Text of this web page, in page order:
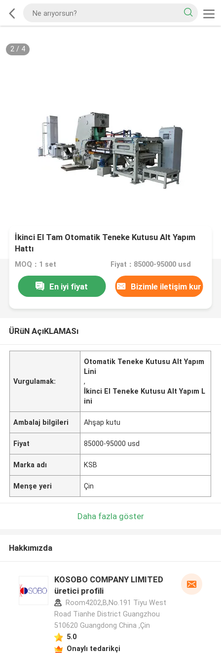
2/ 4
İkinci El Tam Otomatik Teneke Kutusu Alt Yapım
Hattı
MOQ：1 set Fiyat：85000-95000 usd
En iyi fiyat Bizimle iletişim kur
ÜRüN AçıKLAMASı
Vurgulamak:
Otomatik Teneke Kutusu Alt Yapım
Lini
,
İkinci El Teneke Kutusu Alt Yapım L
ini
Ambalaj bilgileri Ahşap kutu
Fiyat 85000-95000 usd
Marka adı KSB
Menşe yeri Çin
Daha fazla göster
Hakkımızda
KOSOBO COMPANY LIMITED
üretici profili
Room4202,B,No.191 Tiyu West
Road Tianhe District Guangzhou
510620 Guangdong China ,Çin
5.0
Onaylı tedarikçi